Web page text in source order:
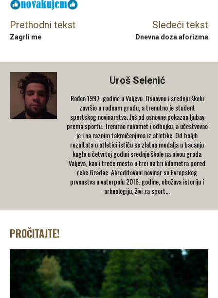
Prethodni tekst
Zagrli me
Sledeći tekst
Dnevna doza aforizma
Uroš Selenić
Rođen 1997. godine u Valjevu. Osnovnu i srednju školu
završio u rodnom gradu, a trenutno je student
sportskog novinarstva. Još od osnovne pokazao ljubav
prema sportu. Trenirao rukomet i odbojku, a učestvovao
je i na raznim takmičenjima iz atletike. Od boljih
rezultata u atletici ističu se zlatna medalja u bacanju
kugle u četvrtoj godini srednje škole na nivou grada
Valjeva, kao i treće mesto u trci na tri kilometra pored
reke Gradac. Akreditovani novinar sa Evropskog
prvenstva u vaterpolu 2016. godine, obožava istoriju i
arheologiju, živi za sport...
PROČITAJTE!